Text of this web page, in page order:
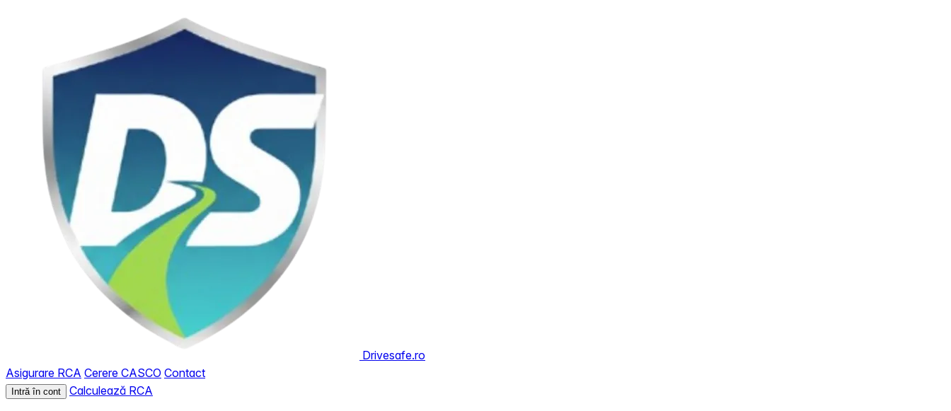
Drivesafe.ro
Asigurare RCA Cerere CASCO Contact
Intră în cont Calculează RCA